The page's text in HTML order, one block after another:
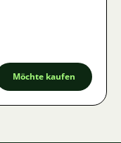
Möchte kaufen